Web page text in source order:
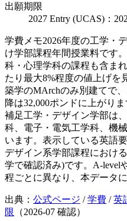
出願期限
2027 Entry (UCAS)：
学費メモ2026年度の工学・
け学部課程年間授業料です
科・心理学科の課程も含ま
たり最大8%程度の値上げを
築学のMArchのみ別建てで
降は32,000ポンドに上がりま
補足工学・デザイン学部は
科、電子・電気工学科、機
います。表示している英語
デザイン系学部課程におけ
学で確認済み)です。A-level
程ごとに異なり、本データ
出典： 公式ページ /学費 /英
限 （2026-07 確認）